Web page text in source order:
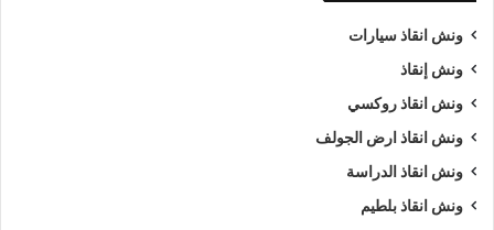
ونش انقاذ سيارات
ونش إنقاذ
ونش انقاذ روكسي
ونش انقاذ ارض الجولف
ونش انقاذ الدراسة
ونش انقاذ بلطيم